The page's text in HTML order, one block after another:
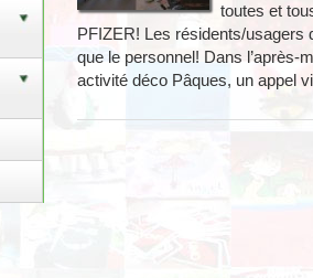
toutes et
PFIZER! Les résidents/usagers
que le personnel! Dans
activité déco Pâques, un appel